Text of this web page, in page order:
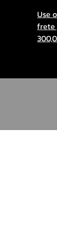
Use
frete